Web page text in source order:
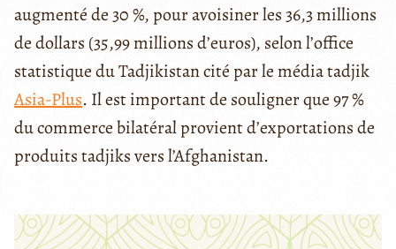
augmenté de 30 %, pour avoisiner les 36,3 millions
de dollars (35,99 millions d’euros), selon l’office
statistique du Tadjikistan cité par le média tadjik
Asia-Plus. Il est important de souligner que 97 %
du commerce bilatéral provient d’exportations de
produits tadjiks vers l’Afghanistan.